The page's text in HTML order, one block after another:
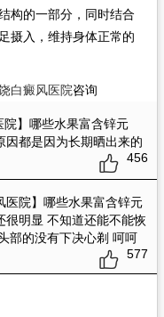
构的一部分，同时结合
摄入，维持身体正常的
饶白癜风医院咨询
】哪些水果富含锌元
因都是因为长期晒出来的
456
医院】哪些水果富含锌元
很明显 不知道还能不能恢
部的没有下决心剃 呵呵
577